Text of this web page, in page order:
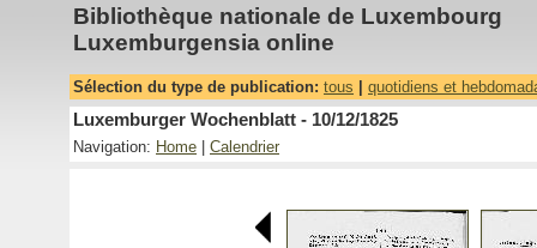
Bibliothèque nationale de Luxembourg
Luxemburgensia online
Sélection du type de publication: tous quotidiens et
Luxemburger Wochenblatt - 10/12/1825
Navigation: Home Calendrier